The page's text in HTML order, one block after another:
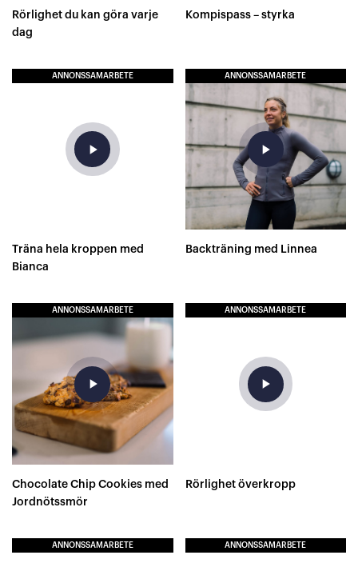
Rörlighet du kan göra varje
dag
Kompispass – styrka
ANNONSSAMARBETE
play_arrow
Träna hela kroppen med
Bianca
ANNONSSAMARBETE
play_arrow
Backträning med Linnea
ANNONSSAMARBETE
play_arrow
Chocolate Chip Cookies med
Jordnötssmör
ANNONSSAMARBETE
play_arrow
Rörlighet överkropp
ANNONSSAMARBETE ANNONSSAMARBETE